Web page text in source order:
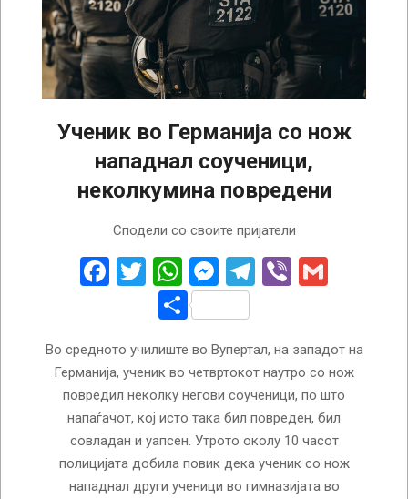
Ученик во Германија со нож
нападнал соученици,
неколкумина повредени
Сподели со своите пријатели
Facebook
Twitter
WhatsApp
Messenger
Telegram
Viber
Share
Во средното училиште во Вупертал, на западот на
Германија, ученик во четвртокот наутро со нож
повредил неколку негови соученици, по што
напаѓачот, кој исто така бил повреден, бил
совладан и уапсен. Утрото околу 10 часот
полицијата добила повик дека ученик со нож
нападнал други ученици во гимназијата во